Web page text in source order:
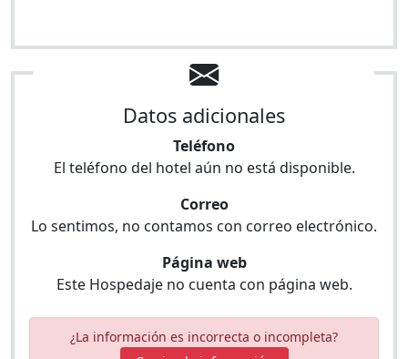
Datos adicionales
Teléfono
El teléfono del hotel aún no está disponible.
Correo
Lo sentimos, no contamos con correo electrónico.
Página web
Este Hospedaje no cuenta con página web.
¿La información es incorrecta o incompleta?